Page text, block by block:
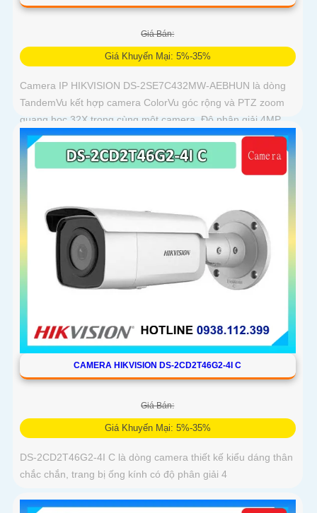
Giá Bán:
Giá Khuyến Mại: 5%-35%
Camera IP HIKVISION DS-2SE7C432MW-AEBHUN là dòng
TandemVu kết hợp camera ColorVu góc rộng và PTZ zoom
quang học 32X trong cùng một camera. Độ phân giải 4MP
hồng ngoại 200m chuẩn nén H
CAMERA HIKVISION DS-2CD2T46G2-4I C
Giá Bán:
Giá Khuyến Mại: 5%-35%
DS-2CD2T46G2-4I C là dòng camera thiết kế kiểu dáng thân
chắc chắn, trang bị ống kính có độ phân giải 4